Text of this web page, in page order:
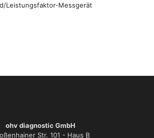
Leistungsfaktor-Messgerät
ohv diagnostic GmbH
Str. 101 - Haus B